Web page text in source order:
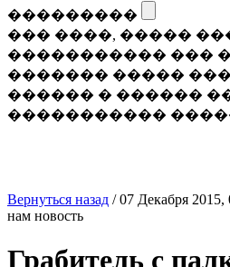
���������
��� ����, �����
����������� ���
������� �����
������ � ������
�����������
Вернуться назад /07 Декабря 2015,
нам новость
Грабитель с